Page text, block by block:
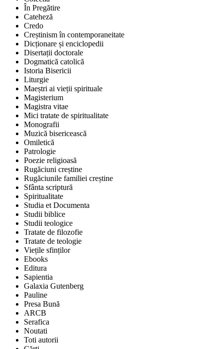
În Pregătire
Cateheză
Credo
Creștinism în contemporaneitate
Dicționare și enciclopedii
Disertații doctorale
Dogmatică catolică
Istoria Bisericii
Liturgie
Maeștri ai vieții spirituale
Magisterium
Magistra vitae
Mici tratate de spiritualitate
Monografii
Muzică bisericească
Omiletică
Patrologie
Poezie religioasă
Rugăciuni creștine
Rugăciunile familiei creștine
Sfânta scriptură
Spiritualitate
Studia et Documenta
Studii biblice
Studii teologice
Tratate de filozofie
Tratate de teologie
Viețile sfinților
Ebooks
Editura
Sapientia
Galaxia Gutenberg
Pauline
Presa Bună
ARCB
Serafica
Noutati
Toti autorii